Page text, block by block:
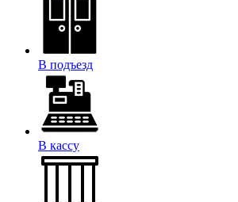
В подъезд
В кассу